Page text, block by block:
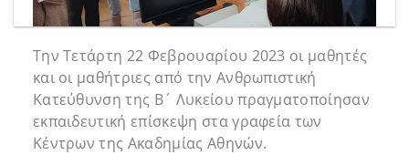
Την Τετάρτη 22 Φεβρουαρίου 2023 οι μαθητές
και οι μαθήτριες από την Ανθρωπιστική
Κατεύθυνση της Β΄ Λυκείου πραγματοποίησαν
εκπαιδευτική επίσκεψη στα γραφεία των
Κέντρων της Ακαδημίας Αθηνών.